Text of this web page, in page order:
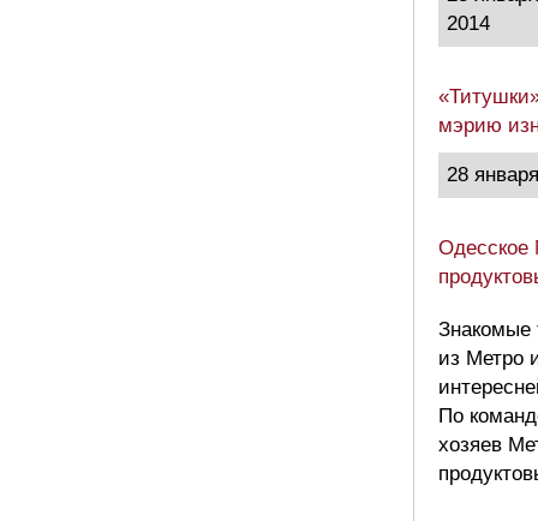
2014
мэрию
28
Одесское
Знакомые
из Метро
По
хозяев